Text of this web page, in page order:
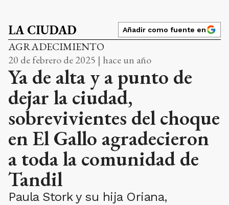
LA CIUDAD Añadir como fuente en
AGRADECIMIENTO
20 de febrero de 2025 | hace un año
Ya de alta y a punto de
dejar la ciudad,
sobrevivientes del choque
en El Gallo agradecieron
a toda la comunidad de
Tandil
Paula Stork y su hija Oriana,